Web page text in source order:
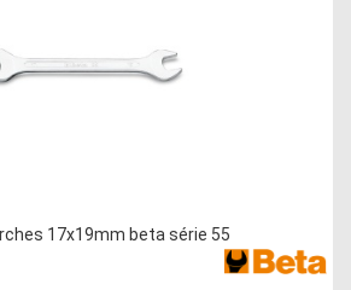
17x19mm beta série 55